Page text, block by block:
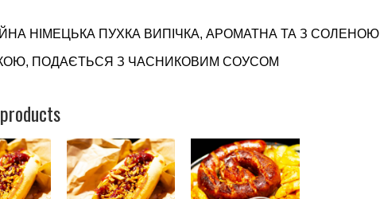
НІМЕЦЬКА ПУХКА ВИПІЧКА, АРОМАТНА ТА З СОЛЕНОЮ
ПОДАЄТЬСЯ З ЧАСНИКОВИМ СОУСОМ